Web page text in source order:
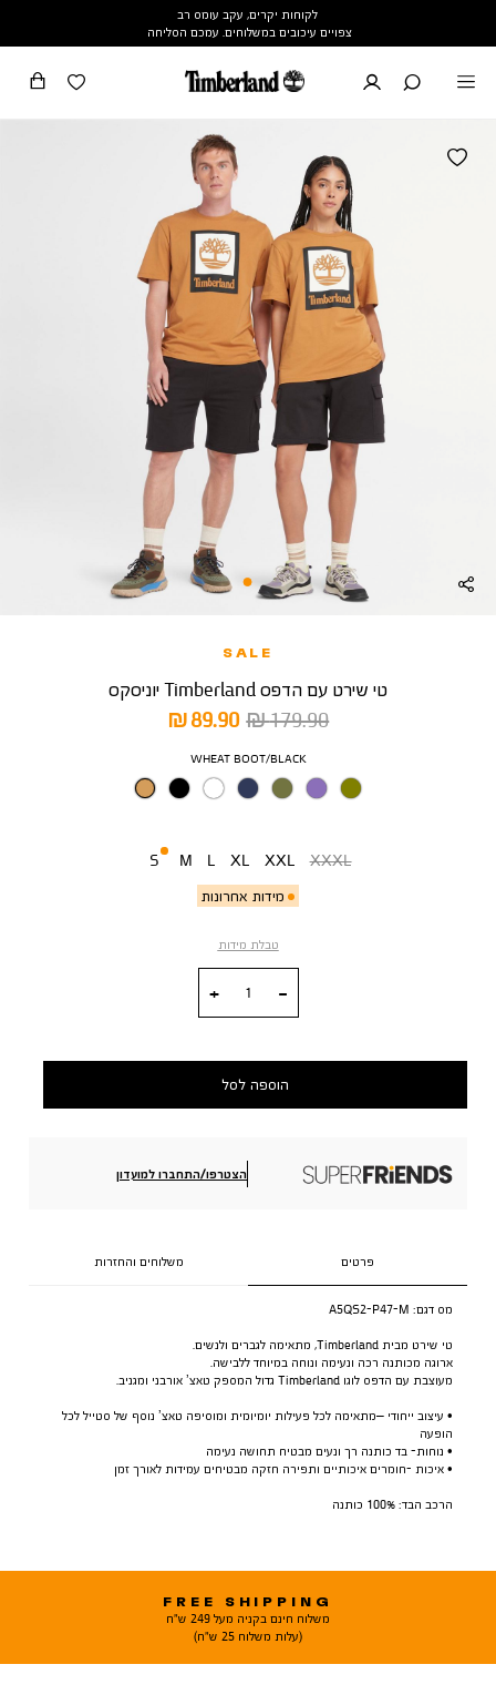
לקוחות יקרים, עקב עומס רב
צפויים עיכובים במשלוחים. עמכם הסליחה
SALE
טי שירט עם הדפס Timberland יוניסקס
מחיר
מוצר
89.90 ₪
מחיר
רגיל
179.90 ₪
צבע
WHEAT BOOT/BLACK
S
מידות אחרונות
M L XL XXL XXXL
טבלת מידות
הוספה לסל
הצטרפו/התחברו למועדון
פרטים משלוחים והחזרות
מס דגם: A5QS2-P47-M
טי שירט מבית Timberland, מתאימה לגברים ולנשים.
ארוגה מכותנה רכה ונעימה ונוחה במיוחד ללבישה.
מעוצבת עם הדפס לוגו Timberland גדול המספק טאצ’ אורבני ומגניב.
• עיצוב ייחודי –מתאימה לכל פעילות יומיומית ומוסיפה טאצ’ נוסף של סטייל לכל
הופעה
• נוחות- בד כותנה רך ונעים מבטיח תחושה נעימה
• איכות -חומרים איכותיים ותפירה חזקה מבטיחים עמידות לאורך זמן
הרכב הבד: 100% כותנה
FREE SHIPPING
משלוח חינם בקניה מעל 249 ש"ח
(עלות משלוח 25 ש"ח)